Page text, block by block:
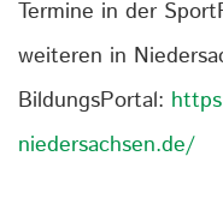
Termine in der
weiteren in
BildungsPortal:
niedersachsen.de/